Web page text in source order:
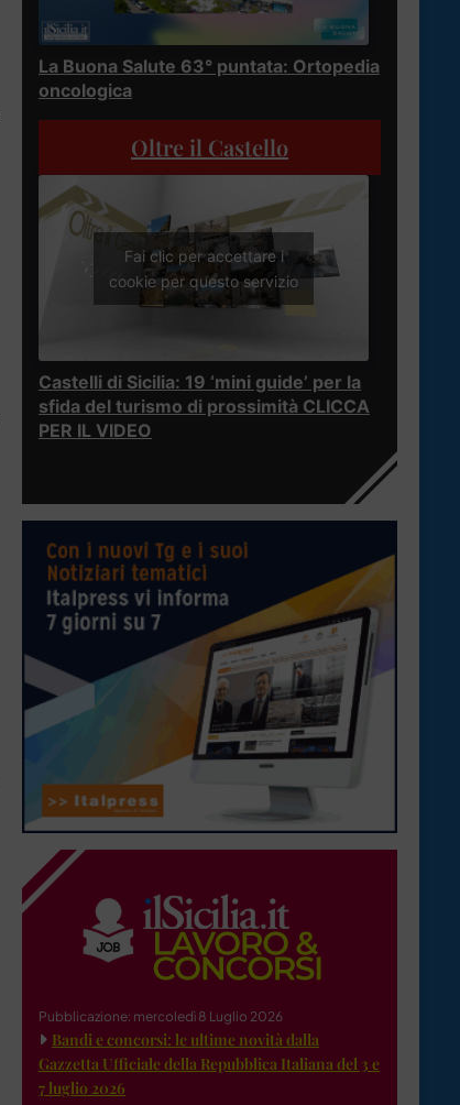
La Buona Salute 63° puntata: Ortopedia
oncologica
Oltre il Castello
Fai clic per accettare i
cookie per questo servizio
Castelli di Sicilia: 19 ‘mini guide’ per la
sfida del turismo di prossimità CLICCA
PER IL VIDEO
Pubblicazione: mercoledì 8 Luglio 2026
Bandi e concorsi: le ultime novità dalla
Gazzetta Ufficiale della Repubblica Italiana del 3 e
7 luglio 2026